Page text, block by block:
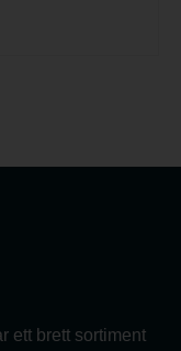
ett brett sortiment